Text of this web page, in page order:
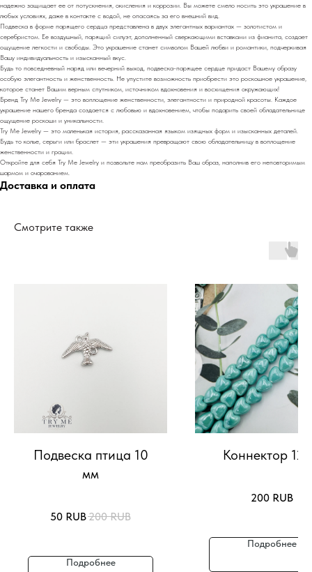
надежно защищает ее от потускнения, окисления и коррозии. Вы можете смело носить это украшение в
любых условиях, даже в контакте с водой, не опасаясь за его внешний вид.
Подвеска в форме парящего сердца представлена в двух элегантных вариантах — золотистом и
серебристом. Ее воздушный, парящий силуэт, дополненный сверкающими вставками из фианита, создает
ощущение легкости и свободы. Это украшение станет символом Вашей любви и романтики, подчеркивая
Вашу индивидуальность и изысканный вкус.
Будь то повседневный наряд или вечерний выход, подвеска-парящее сердце придаст Вашему образу
особую элегантность и женственность. Не упустите возможность приобрести это роскошное украшение,
которое станет Вашим верным спутником, источником вдохновения и восхищения окружающих!
Бренд Try Me Jewelry — это воплощение женственности, элегантности и природной красоты. Каждое
украшение нашего бренда создается с любовью и вдохновением, чтобы подарить своей обладательнице
ощущение роскоши и уникальности.
Try Me Jewelry — это маленькая история, рассказанная языком изящных форм и изысканных деталей.
Будь то колье, серьги или браслет — эти украшения превращают свою обладательницу в воплощение
женственности и грации.
Откройте для себя Try Me Jewelry и позвольте нам преобразить Ваш образ, наполнив его неповторимым
шармом и очарованием.
Доставка и оплата
Смотрите также
Подвеска птица 10
мм
50 RUB200 RUB
Подробнее
Коннектор
200 RUB
Подробнее